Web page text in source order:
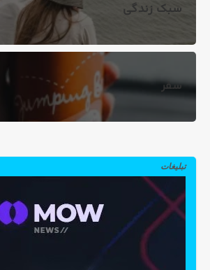
سبک زندگی
سفر
تبلیغات